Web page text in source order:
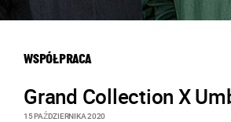
WSPÓŁPRACA
Grand Collection X
15 PAŹDZIERNIKA 2020